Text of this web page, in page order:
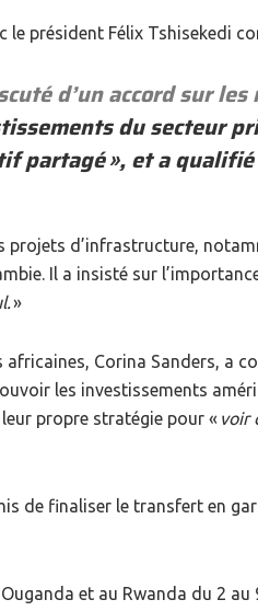
président Félix Tshisekedi
d’un accord sur
du secteur
partagé», et a
projets d’infrastructure,
Il a insisté sur
»
Corina Sanders, a
les investissements
propre stratégie pour « voir
de finaliser le transfert en
et au Rwanda du 2